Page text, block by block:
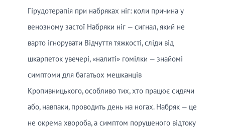
Гірудотерапія при набряках ніг: коли причина у
венозному застої Набряки ніг — сигнал, який не
варто ігнорувати Відчуття тяжкості, сліди від
шкарпеток увечері, «налиті» гомілки — знайомі
симптоми для багатьох мешканців
Кропивницького, особливо тих, хто працює сидячи
або, навпаки, проводить день на ногах. Набряк — це
не окрема хвороба, а симптом порушеного відтоку